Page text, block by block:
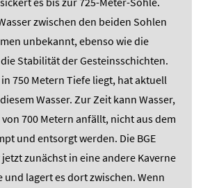
zwischen den beiden Sohlen
unbekannt, ebenso wie die
Stabilität der Gesteinsschichten.
750 Metern Tiefe liegt, hat aktuell
Wasser. Zur Zeit kann Wasser,
700 Metern anfällt, nicht aus dem
und entsorgt werden. Die BGE
zunächst in eine andere Kaverne
und lagert es dort zwischen. Wenn